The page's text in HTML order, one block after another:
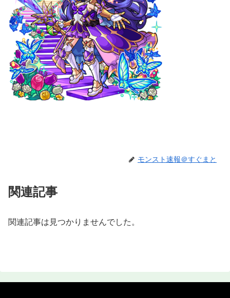
モンスト速報＠すぐまと
関連記事
関連記事は見つかりませんでした。